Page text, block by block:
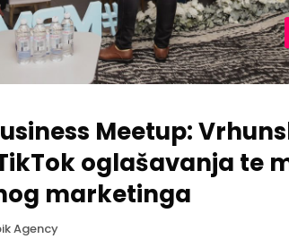
Meetup:
oglašavanja te
marketinga
Agency